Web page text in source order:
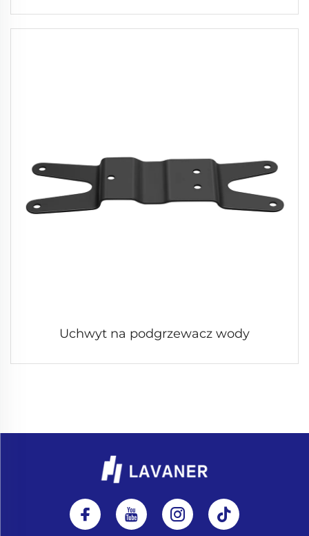
Uchwyt na podgrzewacz wody